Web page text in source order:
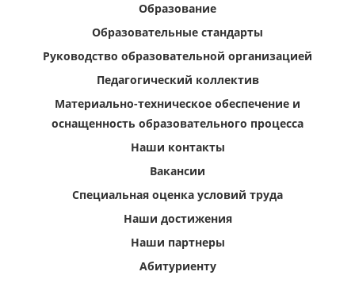
Образование
Образовательные стандарты
Руководство образовательной организацией
Педагогический коллектив
Материально-техническое обеспечение и
оснащенность образовательного процесса
Наши контакты
Вакансии
Специальная оценка условий труда
Наши достижения
Наши партнеры
Абитуриенту